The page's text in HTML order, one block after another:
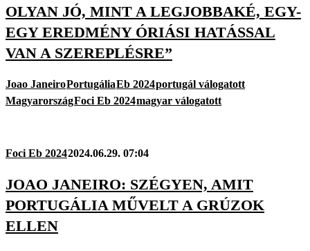
OLYAN JÓ, MINT A LEGJOBBAKÉ, EGY-
EGY EREDMÉNY ÓRIÁSI HATÁSSAL
VAN A SZEREPLÉSRE”
Joao JaneiroPortugáliaEb 2024portugál válogatott
MagyarországFoci Eb 2024magyar válogatott
Foci Eb 20242024.06.29. 07:04
JOAO JANEIRO: SZÉGYEN, AMIT
PORTUGÁLIA MŰVELT A GRÚZOK
ELLEN